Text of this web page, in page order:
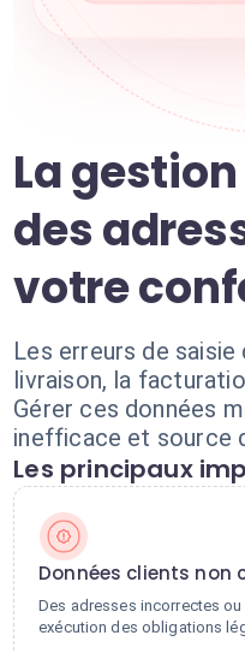
La
des
votre
Les erreurs de
livraison, la
Gérer ces données
inefficace et source
Les principaux
Données clients non
Des adresses incorrectes
exécution des obligations